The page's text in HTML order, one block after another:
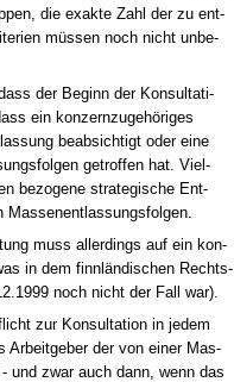
die ex­ak­te Zahl der zu ent­
müssen noch nicht un­be­
der Be­ginn der Kon­sul­ta­ti­
ein kon­zern­zu­gehöri­ges
be­ab­sich­tigt oder ei­ne
ge­trof­fen hat. Viel­
be­zo­ge­ne stra­te­gi­sche Ent­
muss al­ler­dings auf ein kon­
in dem finnländi­schen Rechts­
noch nicht der Fall war).
zur Kon­sul­ta­ti­on in je­dem
Ar­beit­ge­ber der von ei­ner Mas­
und zwar auch dann, wenn das